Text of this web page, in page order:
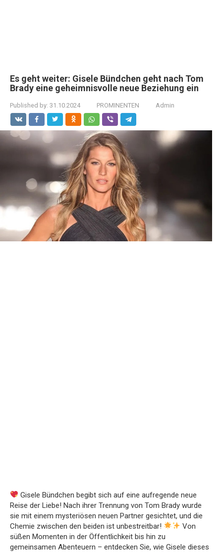
Es geht weiter: Gisele Bündchen geht nach Tom
Brady eine geheimnisvolle neue Beziehung ein
Published by: 31.10.2024 PROMINENTEN Admin
Gisele Bündchen begibt sich auf eine aufregende neue
Reise der Liebe! Nach ihrer Trennung von Tom Brady wurde
sie mit einem mysteriösen neuen Partner gesichtet, und die
Chemie zwischen den beiden ist unbestreitbar!
Von
süßen Momenten in der Öffentlichkeit bis hin zu
gemeinsamen Abenteuern – entdecken Sie, wie Gisele dieses